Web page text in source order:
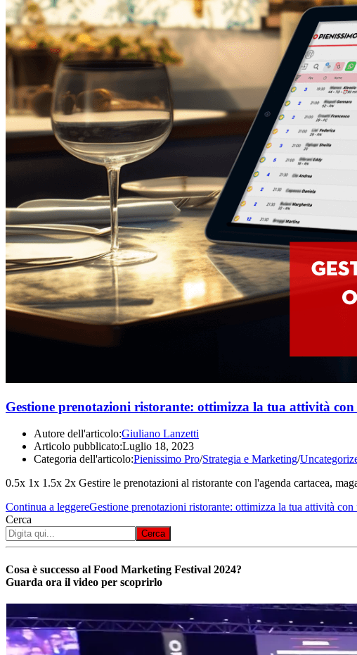
Gestione prenotazioni ristorante: ottimizza la tua attività con
Autore dell'articolo:Giuliano Lanzetti
Articolo pubblicato:Luglio 18, 2023
Categoria dell'articolo:Pienissimo Pro/Strategia e Marketing/
0.5x 1x 1.5x 2x Gestire le prenotazioni al ristorante con l'agenda cartacea,
Continua a leggereGestione prenotazioni ristorante: ottimizza la tua attività con
Cerca
Cerca
Cosa è successo al Food Marketing Festival 2024?
Guarda ora il video per scoprirlo